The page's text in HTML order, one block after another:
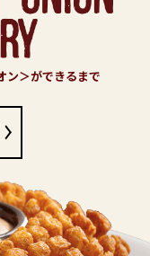
ン＞ができるまで